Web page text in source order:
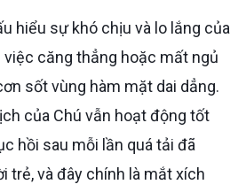
việc căng thẳng hoặc mất ngủ
sốt vùng hàm mặt dai dẳng.
của Chú vẫn hoạt động tốt
hồi sau mỗi lần quá tải đã
trẻ, và đây chính là mắt xích